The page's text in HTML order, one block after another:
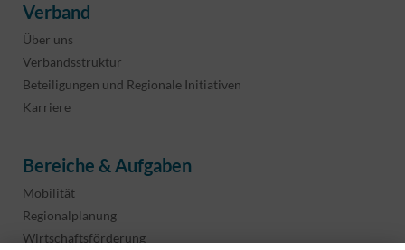
Verband
Über uns
Verbandsstruktur
Beteiligungen und Regionale Initiativen
Karriere
Bereiche & Aufgaben
Mobilität
Regionalplanung
Wirtschaftsförderung